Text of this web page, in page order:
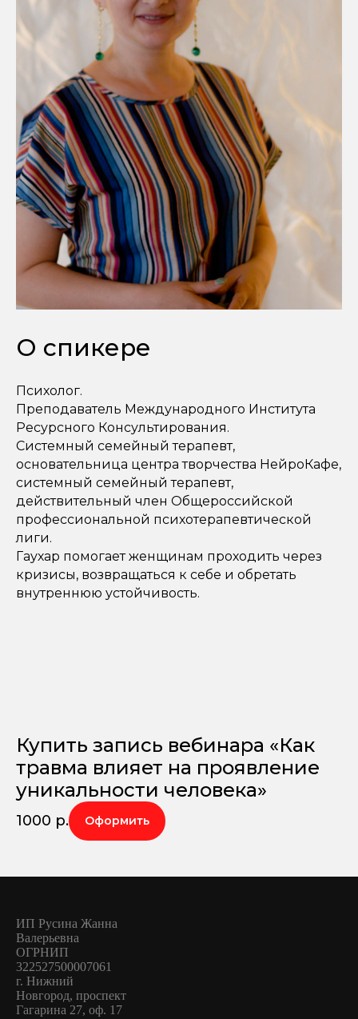
О спикере
Психолог.
Преподаватель Международного Института
Ресурсного Консультирования.
Системный семейный терапевт,
основательница центра творчества НейроКафе,
системный семейный терапевт,
действительный член Общероссийской
профессиональной психотерапевтической
лиги.
Гаухар помогает женщинам проходить через
кризисы, возвращаться к себе и обретать
внутреннюю устойчивость.
Купить запись вебинара «Как
травма влияет на проявление
уникальности человека»
1000 р. Оформить
ИП Русина Жанна
Валерьевна
ОГРНИП
322527500007061
г. Нижний
Новгород, проспект
Гагарина 27, оф. 17